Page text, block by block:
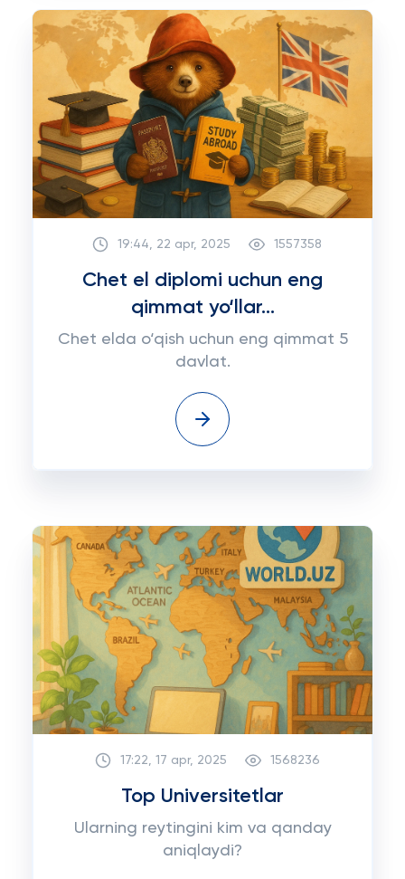
19:44, 22 apr, 2025 1557358
Chet el diplomi uchun eng
qimmat yo‘llar...
Chet elda o‘qish uchun eng qimmat 5
davlat.
17:22, 17 apr, 2025 1568236
Top Universitetlar
Ularning reytingini kim va qanday
aniqlaydi?